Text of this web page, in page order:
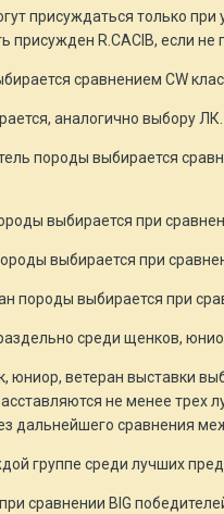
присуждаться только
R.CACIB, если не
сравнением CW
аналогично выбору ЛК.
породы выбирается
выбирается при
выбирается при
породы выбирается при
среди щенков,
юниор, ветеран выставки
не менее трех
дальнейшего сравнения
группе среди лучших
сравнении BIG